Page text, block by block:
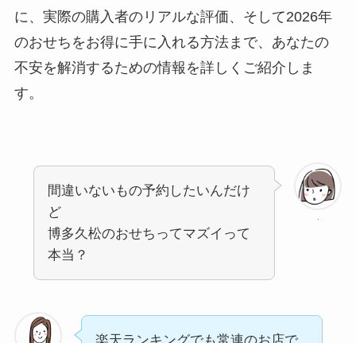
に、実際の購入者のリアルな評価、そして2026年
のおせちをお得に手に入れる方法まで、あなたの
不安を解消するための情報を詳しくご紹介しま
す。
.
間違いないもの予約したいんだけ
ど
博多久松のおせちってマズイって
本当？